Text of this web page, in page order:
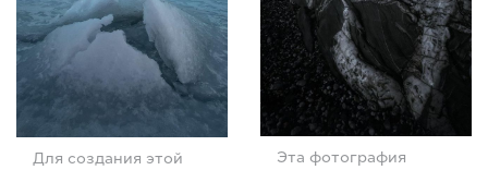
Для создания этой
Эта фотография